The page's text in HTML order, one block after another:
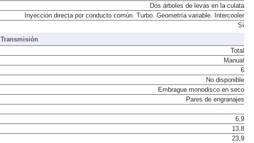
Dos árboles de levas en la culata
Inyección directa por conducto común. Turbo. Geometría variable. Intercooler
Sí
Transmisión
Total
Manual
6
No disponible
Embrague monodisco en seco
Pares de engranajes
6,9
13,8
23,9